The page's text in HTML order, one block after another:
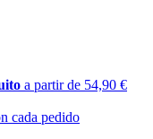
a partir de 54,90 €
cada pedido